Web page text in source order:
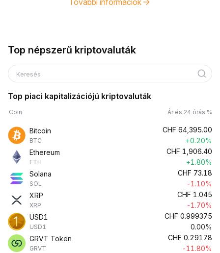
További információk
Top népszerű kriptovaluták
Keresés
Top piaci kapitalizációjú kriptovaluták
Coin Ár és 24 órás %
Bitcoin
BTC
CHF 64,395.00
+0.20%
Ethereum
ETH
CHF 1,906.40
+1.80%
Solana
SOL
CHF 73.18
-1.10%
XRP
XRP
CHF 1.045
-1.70%
USD1
USD1
CHF 0.999375
0.00%
GRVT Token
GRVT
CHF 0.29178
-11.80%